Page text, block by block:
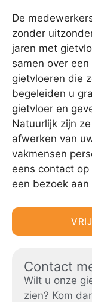
De
zonder
jaren met
samen over
gietvloeren die
begeleiden u
gietvloer en
Natuurlijk zijn
afwerken van
vakmensen
eens contact
een bezoek
Contact
Wilt u onze
zien? Kom